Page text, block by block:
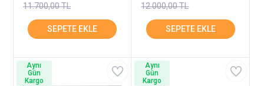
11.700,00 TL 12.000,00 TL
Aynı
Gün
Kargo
Aynı
Gün
Kargo